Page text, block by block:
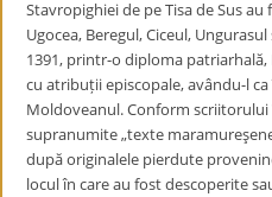
Stavropighiei de pe Tisa de Sus
Ugocea, Beregul, Ciceul,
1391, printr-o diploma
cu atribuții episcopale, avându-l
Moldoveanul. Conform scriitorului
supranumite „texte
după originalele pierdute
locul în care au fost descoperite